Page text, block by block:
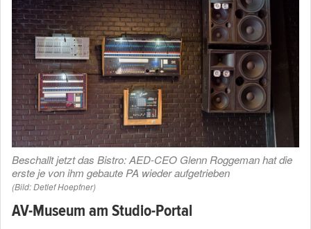
Beschallt jetzt das Bistro: AED-CEO Glenn Roggeman hat die
erste je von ihm gebaute PA wieder aufgetrieben
(Bild: Detlef Hoepfner)
AV-Museum am Studio-Portal